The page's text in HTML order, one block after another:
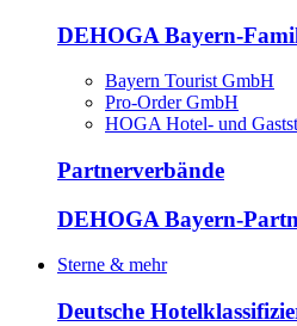
DEHOGA Bayern-
Bayern Tourist GmbH
Pro-Order GmbH
HOGA Hotel- und
Partnerverbände
DEHOGA Bayern-
Sterne & mehr
Deutsche